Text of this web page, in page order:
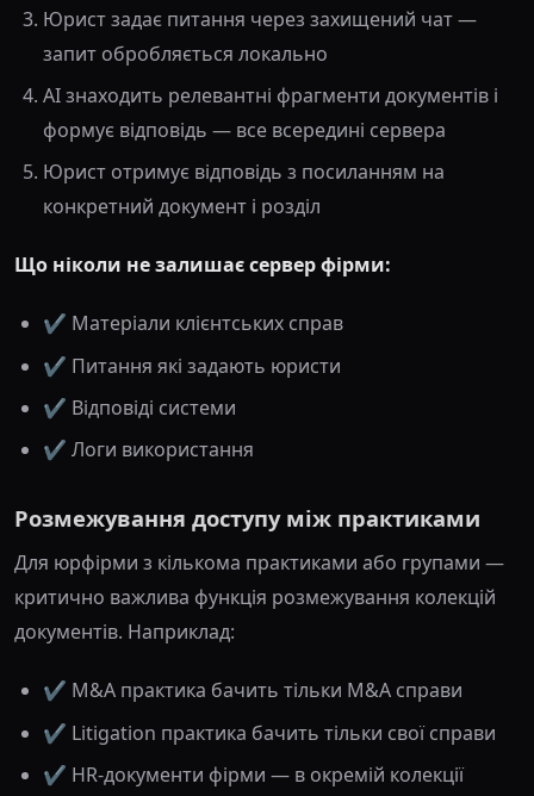
Юрист задає питання через захищений чат —
запит обробляється локально
AI знаходить релевантні фрагменти документів і
формує відповідь — все всередині сервера
Юрист отримує відповідь з посиланням на
конкретний документ і розділ
Що ніколи не залишає сервер фірми:
✔️ Матеріали клієнтських справ
✔️ Питання які задають юристи
✔️ Відповіді системи
✔️ Логи використання
Розмежування доступу між практиками
Для юрфірми з кількома практиками або групами —
критично важлива функція розмежування колекцій
документів. Наприклад:
✔️ M&A практика бачить тільки M&A справи
✔️ Litigation практика бачить тільки свої справи
✔️ HR-документи фірми — в окремій колекції